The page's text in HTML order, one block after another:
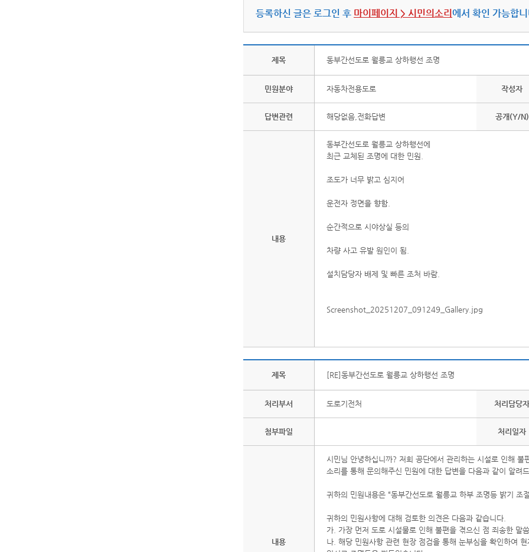
등록하신 글은 로그인 후 마이페이지 > 시민의소리 에서 확인 가능합
제목 동부간선도로 월릉교 상하행선 조명
민원분야 자동차전용도로 작성자
답변관련 해당없음,전화답변 공개(Y/N)
내용
동부간선도로 월릉교 상하행선에
최근 교체된 조명에 대한 민원.
조도가 너무 밝고 심지어
운전자 정면을 향함.
순간적으로 시야상실 등의
차량 사고 유발 원인이 됨.
설치담당자 배제 및 빠른 조처 바람.
Screenshot_20251207_091249_Gallery.jpg
제목 [RE]동부간선도로 월릉교 상하행선 조명
처리부서 도로기전처 처리담당자
첨부파일 처리일자
내용
시민님 안녕하십니까? 저희 공단에서 관리하는 시설로 인해
소리를 통해 문의해주신 민원에 대한 답변을 다음과 같이 알려
귀하의 민원내용은 “동부간선도로 월릉교 하부 조명등 밝기 조
귀하의 민원사항에 대해 검토한 의견은 다음과 같습니다.
가. 가장 먼저 도로 시설물로 인해 불편을 겪으신 점 죄송한 말
나. 해당 민원사항 관련 현장 점검을 통해 눈부심을 확인하여 현